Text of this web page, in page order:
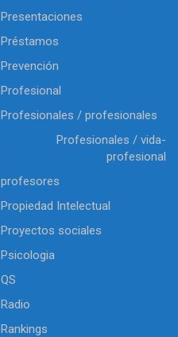
Presentaciones
Préstamos
Prevención
Profesional
Profesionales / profesionales
Profesionales / vida-
profesional
profesores
Propiedad Intelectual
Proyectos sociales
Psicologia
QS
Radio
Rankings